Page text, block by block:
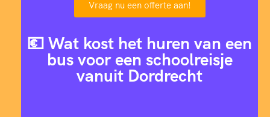
Vraag nu een offerte aan!
💶 Wat kost het huren van een
bus voor een schoolreisje
vanuit Dordrecht